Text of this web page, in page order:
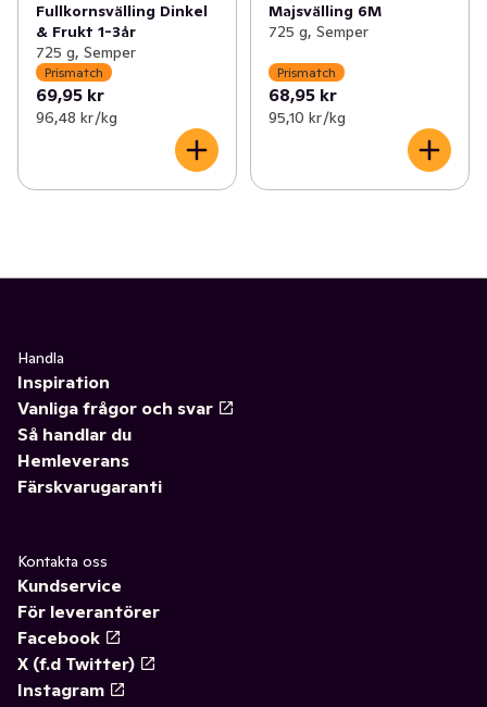
Fullkornsvälling Dinkel
& Frukt 1-3år
725 g, Semper
Prismatch
69,95 kr
96,48 kr /kg
Majsvälling 6M
725 g, Semper
Prismatch
68,95 kr
95,10 kr /kg
Handla
Inspiration
Vanliga frågor och svar
Så handlar du
Hemleverans
Färskvarugaranti
Kontakta oss
Kundservice
För leverantörer
Facebook
X (f.d Twitter)
Instagram